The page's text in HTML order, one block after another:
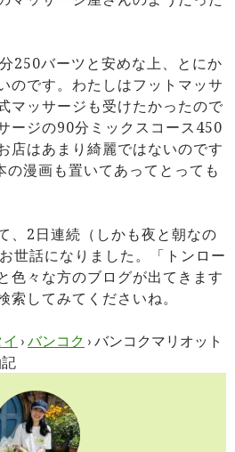
250バーツと安めな上、とにか
のです。わたしはフットマッサ
マッサージも受けたかったので
ージの90分ミックスコース450
店はあまり綺麗ではないのです
漫画も置いてあってとっても
、2日連続（しかも夜と朝なの
世話になりました。「トンロー
色々な方のブログが出てきます
してみてくださいね。
イ › バンコク › バンコクマリオット